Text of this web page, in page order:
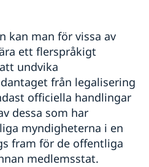
säkerhet
kan man för vissa av
ett flerspråkigt
undvika
från legalisering
officiella handlingar
dessa som har
myndigheterna i en
fram för de offentliga
medlemsstat.